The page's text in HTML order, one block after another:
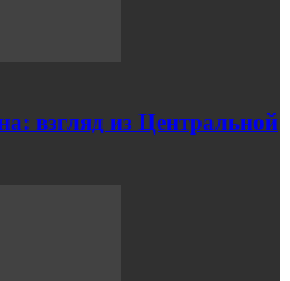
взгляд из Центральной